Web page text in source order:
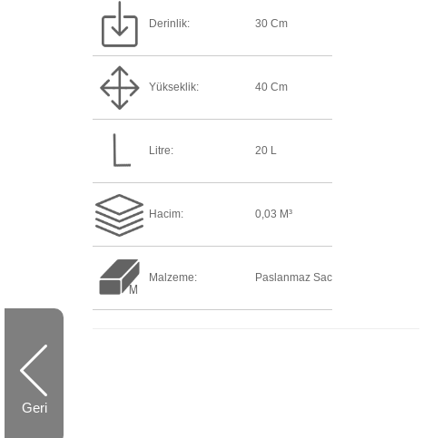
Geri
Derinlik: 30 Cm
Yükseklik: 40 Cm
Litre: 20 L
Hacim: 0,03 M³
Malzeme: Paslanmaz Sac